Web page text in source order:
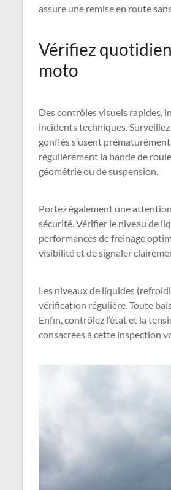
assure une remise en route
Vérifiez
moto
Des contrôles visuels rapides,
incidents techniques.
gonflés s’usent
régulièrement la bande de
géométrie ou de suspension.
Portez également une
sécurité. Vérifier le niveau de
performances de freinage
visibilité et de signaler
Les niveaux de liquides
vérification régulière. Toute
Enfin, contrôlez l’état et la
consacrées à cette inspection